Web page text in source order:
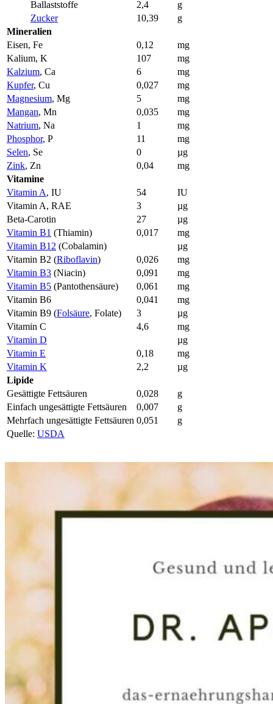
Ballaststoffe 2,4
g
Zucker
10,39
g
Mineralien
Eisen, Fe
0,12
mg
Kalium, K
107
mg
Kalzium, Ca 6
mg
Kupfer, Cu 0,027
mg
Magnesium, Mg 5
mg
Mangan, Mn 0,035
mg
Natrium, Na 1
mg
Phosphor, P 11
mg
Selen, Se 0
µg
Zink, Zn 0,04
mg
Vitamine
Vitamin A, IU 54
IU
Vitamin A, RAE
3
µg
Beta-Carotin
27
µg
Vitamin B1 (Thiamin) 0,017
mg
Vitamin B12 (Cobalamin)
µg
Vitamin B2 (Riboflavin) 0,026
mg
Vitamin B3 (Niacin) 0,091
mg
Vitamin B5 (Pantothensäure) 0,061
mg
Vitamin B6
0,041
mg
Vitamin B9 (Folsäure, Folate) 3
µg
Vitamin C
4,6
mg
Vitamin D
µg
Vitamin E
0,18
mg
Vitamin K
2,2
µg
Lipide
Gesättigte Fettsäuren
0,028
g
Einfach ungesättigte Fettsäuren
0,007
g
Mehrfach ungesättigte Fettsäuren 0,051
g
Quelle: USDA